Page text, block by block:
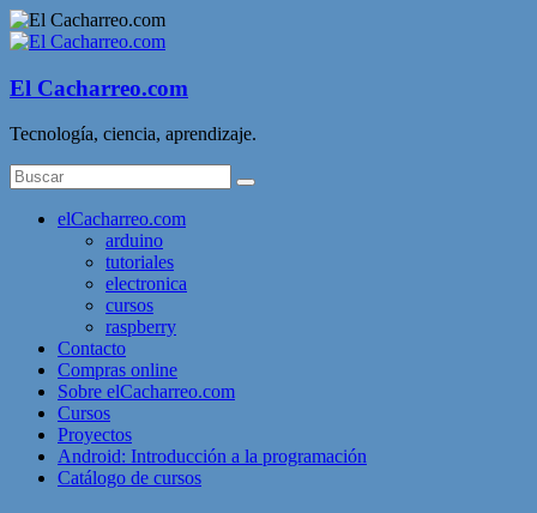
Saltar
al
El Cacharreo.com
Tecnología, ciencia, aprendizaje.
Menú
elCacharreo.com
arduino
tutoriales
electronica
cursos
raspberry
Contacto
Compras online
Sobre elCacharreo.com
Cursos
Proyectos
Android: Introducción a la programación
Catálogo de cursos